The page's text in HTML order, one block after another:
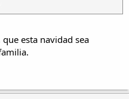
esta navidad sea